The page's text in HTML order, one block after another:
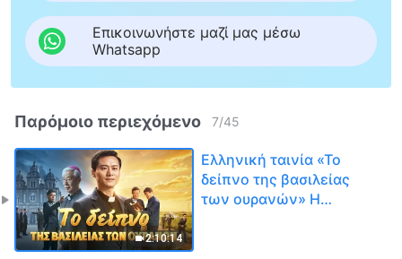
Επικοινωνήστε μαζί μας μέσω
Whatsapp
Παρόμοιο περιεχόμενο 7/45
2:10:14
Ελληνική ταινία «Το
δείπνο της βασιλείας
των ουρανών» Η